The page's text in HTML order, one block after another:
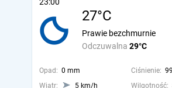
27°C
Odczuwalna 29°C
Prawie bezchmurnie
Opad: 0 mm Ciśnienie:
Wiatr:
5 km/h Wilgotność: